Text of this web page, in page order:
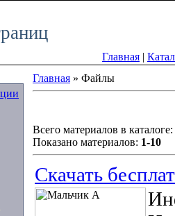
Главная |
Главная » Файлы
Всего материалов в каталоге:
Показано материалов: 1-10
Скачать